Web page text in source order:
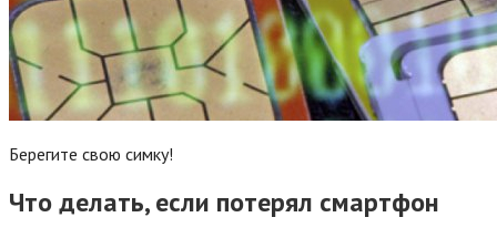
Берегите свою симку!
Что делать, если потерял смартфон